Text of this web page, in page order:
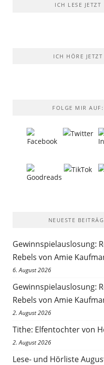
ICH LESE JETZT
ICH HÖRE JETZT
FOLGE MIR AUF:
NEUESTE
Gewinnspielauslosung:
Rebels von Amie
6. August 2026
Gewinnspielauslosung:
Rebels von Amie
2. August 2026
Tithe: Elfentochter von
2. August 2026
Lese- und Hörliste